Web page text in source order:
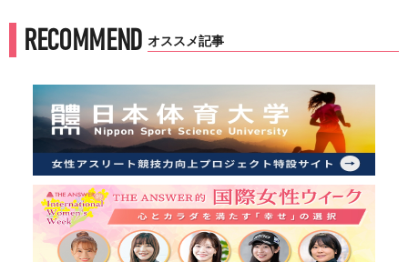
RECOMMEND オススメ記事